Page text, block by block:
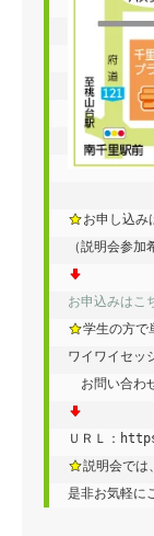
お申し込み
お申込みはこ
学生の方で
ワイワイセッ
ＵＲＬ：
説明会では
是非お気軽に